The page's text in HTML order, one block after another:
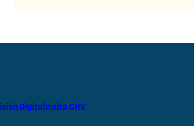
DigitalVisita CHV